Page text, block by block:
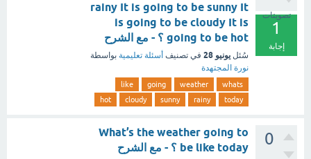
تصويتات
1
إجابة
rainy It is going to be sunny It
is going to be cloudy It is
going to be hot ؟ - مع الشرح
سُئل يونيو 28 في تصنيف أسئلة تعليمية بواسطة
نورة المجتهدة
whats
weather
going
like
today
rainy
sunny
cloudy
hot
0
What’s the weather going to
be like today ؟ - مع الشرح